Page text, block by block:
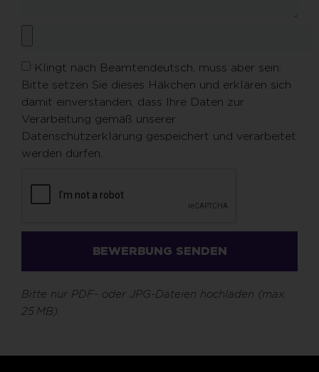
Klingt nach Beamtendeutsch, muss aber sein:
Bitte setzen Sie dieses Häkchen und erklären sich
damit einverstanden, dass Ihre Daten zur
Verarbeitung gemäß unserer
Datenschutzerklärung gespeichert und verarbeitet
werden dürfen.
BEWERBUNG SENDEN
Bitte nur PDF- oder JPG-Dateien hochladen (max.
25 MB).